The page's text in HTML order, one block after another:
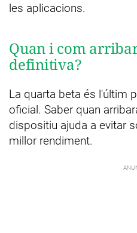
les aplicacions.
Quan i com
definitiva?
La quarta beta és l'últim
oficial. Saber quan
dispositiu ajuda a evitar
millor rendiment.